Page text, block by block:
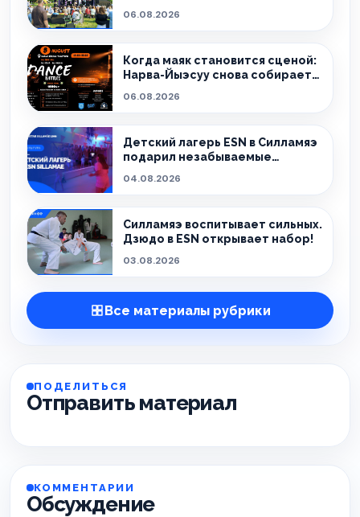
06.08.2026
Когда маяк становится сценой:
Нарва-Йыэсуу снова собирает
06.08.2026
Детский лагерь ESN в Силламяэ
подарил незабываемые
04.08.2026
Силламяэ воспитывает сильных.
Дзюдо в ESN открывает набор!
03.08.2026
Все материалы рубрики
ПОДЕЛИТЬСЯ
Отправить материал
КОММЕНТАРИИ
Обсуждение